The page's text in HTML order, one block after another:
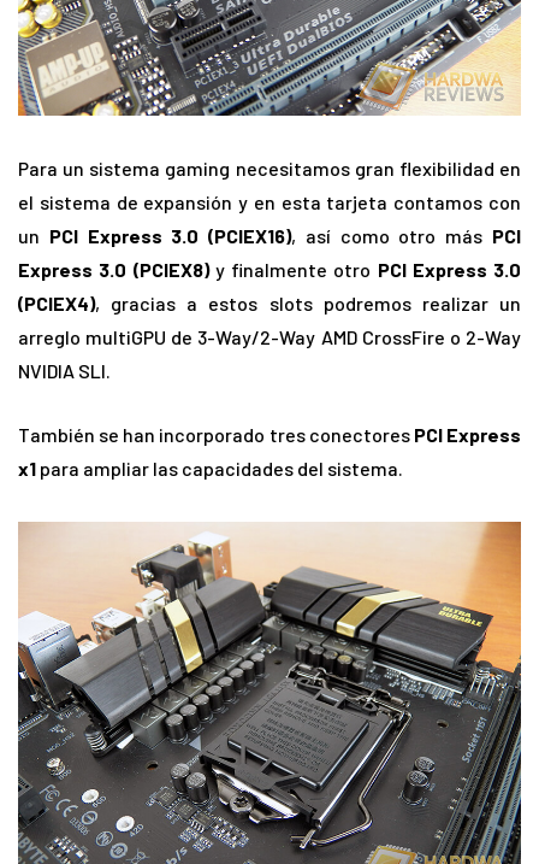
Para un sistema gaming necesitamos gran flexibilidad en
el sistema de expansión y en esta tarjeta contamos con
un PCI Express 3.0 (PCIEX16), así como otro más PCI
Express 3.0 (PCIEX8)y finalmente otro PCI Express 3.0
(PCIEX4), gracias a estos slots podremos realizar un
arreglo multiGPU de 3-Way/2-Way AMD CrossFire o 2-Way
NVIDIA SLI.
También se han incorporado tres conectores PCI Express
x1 para ampliar las capacidades del sistema.